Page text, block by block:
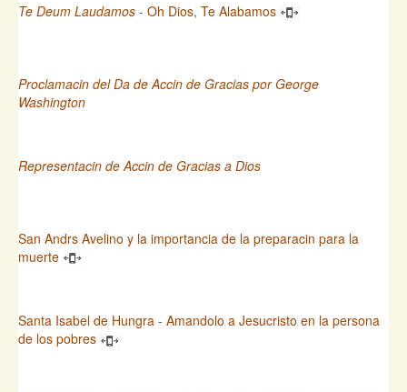
Te Deum Laudamos - Oh Dios, Te Alabamos
Proclamacin del Da de Accin de Gracias por George
Washington
Representacin de Accin de Gracias a Dios
San Andrs Avelino y la importancia de la preparacin para la
muerte
Santa Isabel de Hungra - Amandolo a Jesucristo en la persona
de los pobres